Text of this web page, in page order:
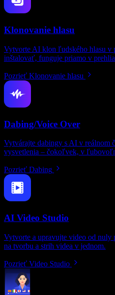
Klonovanie hlasu
Vytvorte AI klon ľudského hlasu v
inštalovať, funguje priamo v
Pozrieť Klonovanie hlasu
Dabing/Voice Over
Vytvárajte dabingy s AI v reálnom
vysvetlenia – čokoľvek, v
Pozrieť Dabing
AI Video Studio
Vytvorte a upravujte video od
na tvorbu a strih videa v jednom.
Pozrieť Video Studio